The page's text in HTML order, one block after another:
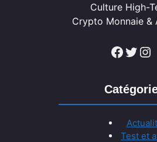
Culture High-
Crypto Monnaie &
Facebook Twitter Instagram
Test et